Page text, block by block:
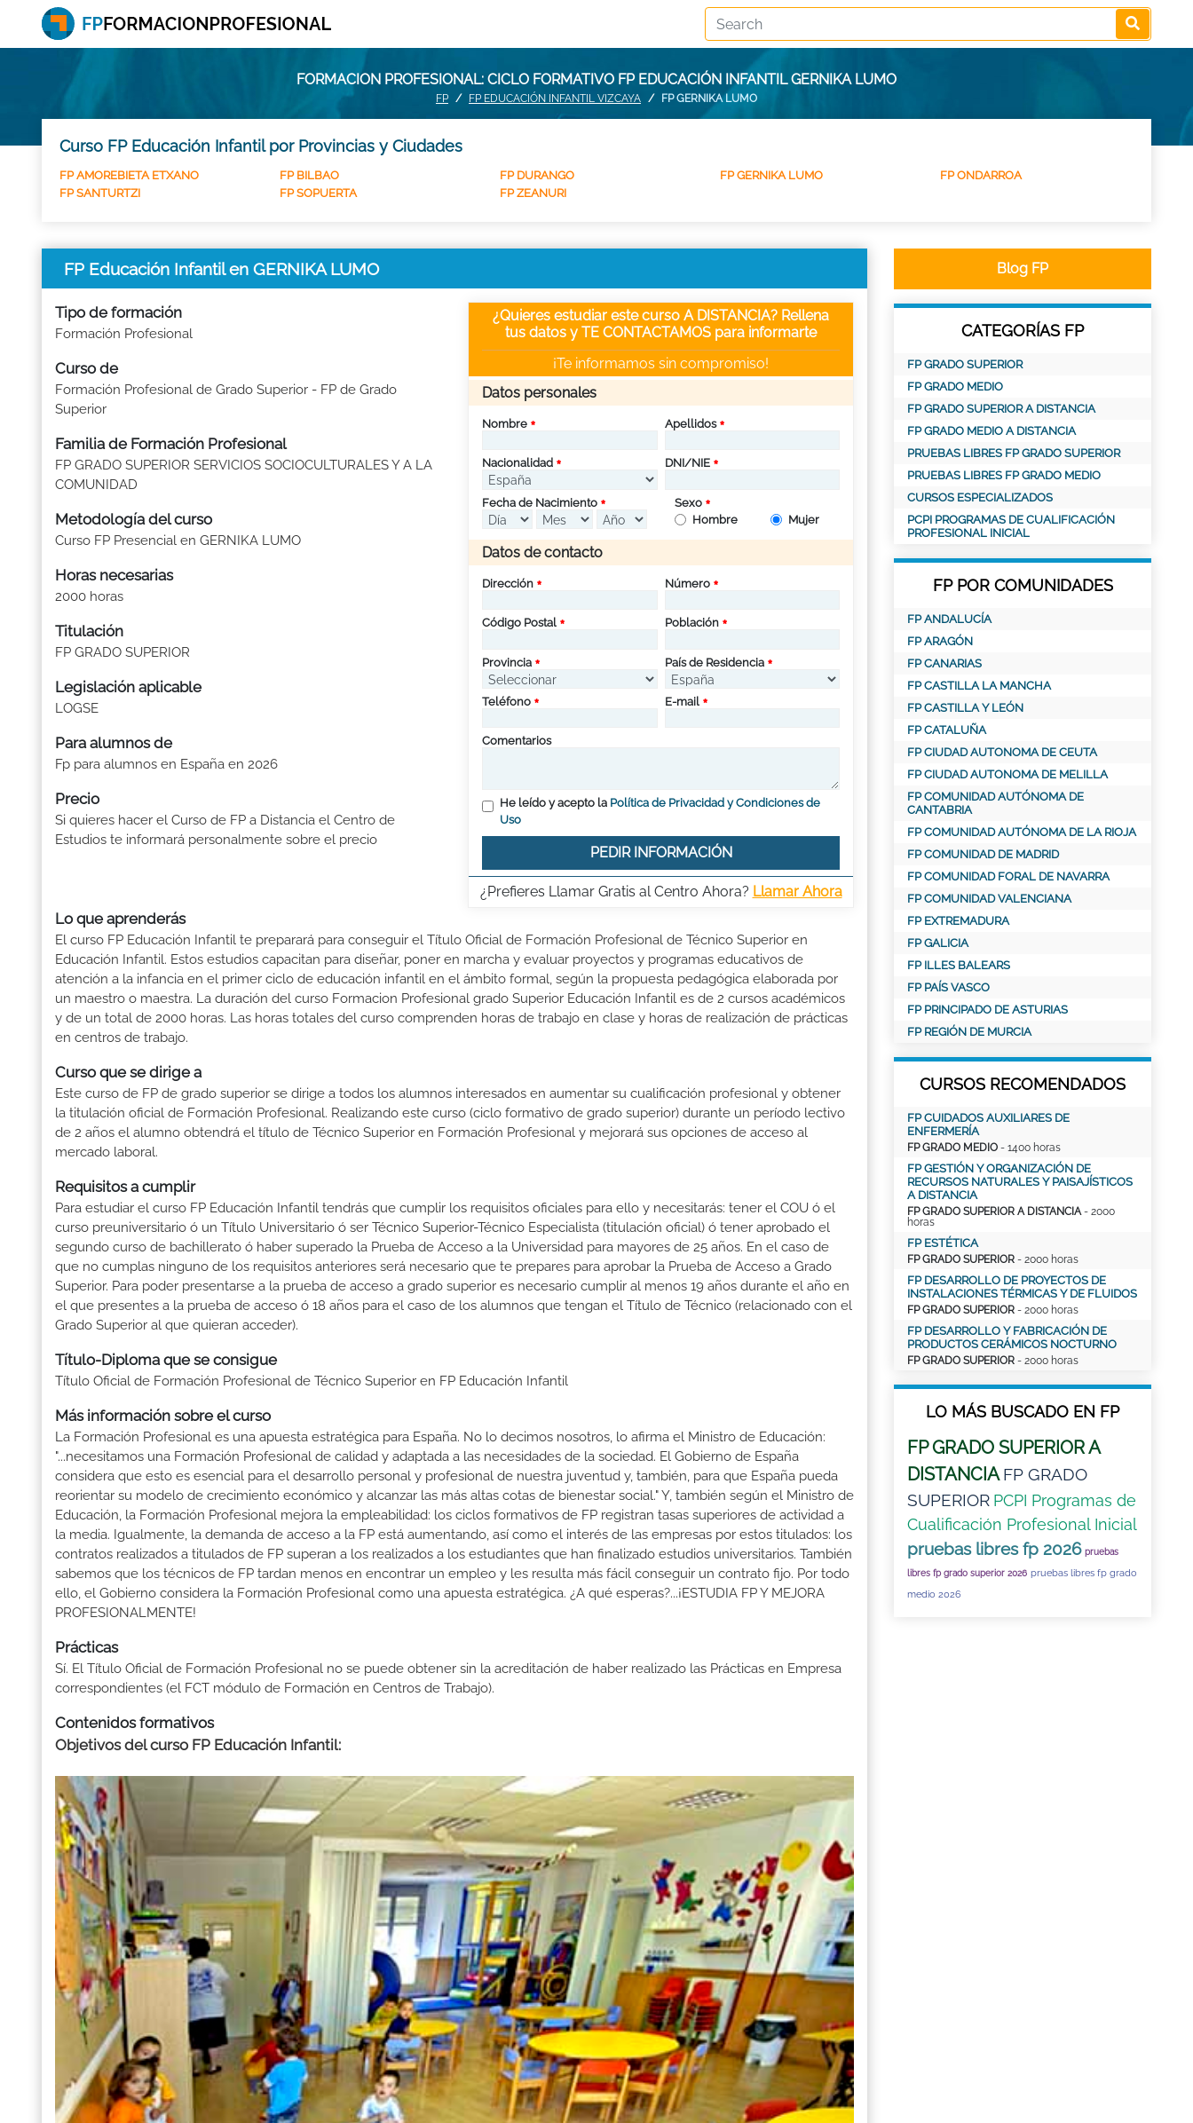
FORMACION PROFESIONAL: CICLO FORMATIVO FP EDUCACIÓN INFANTIL GERNIKA LUMO
FP FP EDUCACIÓN INFANTIL VIZCAYA FP GERNIKA LUMO
Curso FP Educación Infantil por Provincias y Ciudades
FP AMOREBIETA ETXANO FP BILBAO FP DURANGO FP GERNIKA LUMO
FP ONDARROA
FP SANTURTZI
FP SOPUERTA FP ZEANURI
FP Educación Infantil en GERNIKA LUMO
Tipo de formación
Formación Profesional
Curso de
Formación Profesional de Grado Superior - FP de Grado
Superior
Familia de Formación Profesional
FP GRADO SUPERIOR SERVICIOS SOCIOCULTURALES Y A LA
COMUNIDAD
Metodología del curso
Curso FP Presencial en GERNIKA LUMO
Horas necesarias
2000 horas
Titulación
FP GRADO SUPERIOR
Legislación aplicable
LOGSE
Para alumnos de
Fp para alumnos en España en 2026
Precio
Si quieres hacer el Curso de FP a Distancia el Centro de
Estudios te informará personalmente sobre el precio
¿Quieres estudiar este curso A DISTANCIA? Rellena
tus datos y TE CONTACTAMOS para informarte
¡Te informamos sin compromiso!
Datos personales
Nombre Apellidos
Nacionalidad DNI/NIE
Fecha de Nacimiento
Sexo
Hombre
Mujer
Datos de contacto
Dirección Número
Código Postal Población
Provincia País de Residencia
Teléfono E-mail
Comentarios
He leído y acepto la Política de Privacidad y Condiciones de
Uso
PEDIR INFORMACIÓN
¿Prefieres Llamar Gratis al Centro Ahora? Llamar Ahora
Lo que aprenderás
El curso FP Educación Infantil te preparará para conseguir el Título Oficial de Formación Profesional de Técnico Superior en
Educación Infantil. Estos estudios capacitan para diseñar, poner en marcha y evaluar proyectos y programas educativos de
atención a la infancia en el primer ciclo de educación infantil en el ámbito formal, según la propuesta pedagógica elaborada por
un maestro o maestra. La duración del curso Formacion Profesional grado Superior Educación Infantil es de 2 cursos académicos
y de un total de 2000 horas. Las horas totales del curso comprenden horas de trabajo en clase y horas de realización de prácticas
en centros de trabajo.
Curso que se dirige a
Este curso de FP de grado superior se dirige a todos los alumnos interesados en aumentar su cualificación profesional y obtener
la titulación oficial de Formación Profesional. Realizando este curso (ciclo formativo de grado superior) durante un período lectivo
de 2 años el alumno obtendrá el título de Técnico Superior en Formación Profesional y mejorará sus opciones de acceso al
mercado laboral.
Requisitos a cumplir
Para estudiar el curso FP Educación Infantil tendrás que cumplir los requisitos oficiales para ello y necesitarás: tener el COU ó el
curso preuniversitario ó un Título Universitario ó ser Técnico Superior-Técnico Especialista (titulación oficial) ó tener aprobado el
segundo curso de bachillerato ó haber superado la Prueba de Acceso a la Universidad para mayores de 25 años. En el caso de
que no cumplas ninguno de los requisitos anteriores será necesario que te prepares para aprobar la Prueba de Acceso a Grado
Superior. Para poder presentarse a la prueba de acceso a grado superior es necesario cumplir al menos 19 años durante el año en
el que presentes a la prueba de acceso ó 18 años para el caso de los alumnos que tengan el Título de Técnico (relacionado con el
Grado Superior al que quieran acceder).
Título-Diploma que se consigue
Título Oficial de Formación Profesional de Técnico Superior en FP Educación Infantil
Más información sobre el curso
La Formación Profesional es una apuesta estratégica para España. No lo decimos nosotros, lo afirma el Ministro de Educación:
"...necesitamos una Formación Profesional de calidad y adaptada a las necesidades de la sociedad. El Gobierno de España
considera que esto es esencial para el desarrollo personal y profesional de nuestra juventud y, también, para que España pueda
reorientar su modelo de crecimiento económico y alcanzar las más altas cotas de bienestar social." Y, también según el Ministro de
Educación, la Formación Profesional mejora la empleabilidad: los ciclos formativos de FP registran tasas superiores de actividad a
la media. Igualmente, la demanda de acceso a la FP está aumentando, así como el interés de las empresas por estos titulados: los
contratos realizados a titulados de FP superan a los realizados a los estudiantes que han finalizado estudios universitarios. También
sabemos que los técnicos de FP tardan menos en encontrar un empleo y les resulta más fácil conseguir un contrato fijo. Por todo
ello, el Gobierno considera la Formación Profesional como una apuesta estratégica. ¿A qué esperas?...¡ESTUDIA FP Y MEJORA
PROFESIONALMENTE!
Prácticas
Sí. El Título Oficial de Formación Profesional no se puede obtener sin la acreditación de haber realizado las Prácticas en Empresa
correspondientes (el FCT módulo de Formación en Centros de Trabajo).
Contenidos formativos
Objetivos del curso FP Educación Infantil:
Blog FP
CATEGORÍAS FP
FP GRADO SUPERIOR
FP GRADO MEDIO
FP GRADO SUPERIOR A DISTANCIA
FP GRADO MEDIO A DISTANCIA
PRUEBAS LIBRES FP GRADO SUPERIOR
PRUEBAS LIBRES FP GRADO MEDIO
CURSOS ESPECIALIZADOS
PCPI PROGRAMAS DE CUALIFICACIÓN
PROFESIONAL INICIAL
FP POR COMUNIDADES
FP ANDALUCÍA
FP ARAGÓN
FP CANARIAS
FP CASTILLA LA MANCHA
FP CASTILLA Y LEÓN
FP CATALUÑA
FP CIUDAD AUTONOMA DE CEUTA
FP CIUDAD AUTONOMA DE MELILLA
FP COMUNIDAD AUTÓNOMA DE
CANTABRIA
FP COMUNIDAD AUTÓNOMA DE LA RIOJA
FP COMUNIDAD DE MADRID
FP COMUNIDAD FORAL DE NAVARRA
FP COMUNIDAD VALENCIANA
FP EXTREMADURA
FP GALICIA
FP ILLES BALEARS
FP PAÍS VASCO
FP PRINCIPADO DE ASTURIAS
FP REGIÓN DE MURCIA
CURSOS RECOMENDADOS
FP CUIDADOS AUXILIARES DE
ENFERMERÍA
FP GRADO MEDIO - 1400 horas
FP GESTIÓN Y ORGANIZACIÓN DE
RECURSOS NATURALES Y PAISAJÍSTICOS
A DISTANCIA
FP GRADO SUPERIOR A DISTANCIA- 2000
horas
FP ESTÉTICA
FP GRADO SUPERIOR - 2000 horas
FP DESARROLLO DE PROYECTOS DE
INSTALACIONES TÉRMICAS Y DE FLUIDOS
FP GRADO SUPERIOR - 2000 horas
FP DESARROLLO Y FABRICACIÓN DE
PRODUCTOS CERÁMICOS NOCTURNO
FP GRADO SUPERIOR - 2000 horas
LO MÁS BUSCADO EN FP
FP GRADO SUPERIOR A
DISTANCIA FP GRADO
SUPERIOR PCPI Programas de
Cualificación Profesional Inicial
pruebas libres fp 2026 pruebas
libres fp grado superior 2026 pruebas libres fp grado
medio 2026